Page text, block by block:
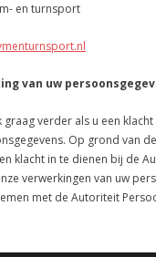
en turnsport
van uw
verder als u een
Op grond van
klacht in te dienen bij de
verwerkingen van uw
met de Autoriteit